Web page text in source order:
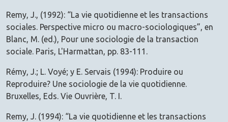
Remy, J., (1992): “La vie quotidienne et les transactions
sociales. Perspective micro ou macro-sociologiques”, en
Blanc, M. (ed.), Pour une sociologie de la transaction
sociale. Paris, L'Harmattan, pp. 83-111.
Rémy, J.; L. Voyé; y E. Servais (1994): Produire ou
Reproduire? Une sociologie de la vie quotidienne.
Bruxelles, Eds. Vie Ouvrière, T. I.
Remy, J. (1994): “La vie quotidienne et les transactions